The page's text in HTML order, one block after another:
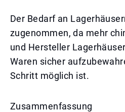
Der Bedarf an
zugenommen, da mehr
und Hersteller
Waren sicher
Schritt möglich ist.
Zusammenfassung